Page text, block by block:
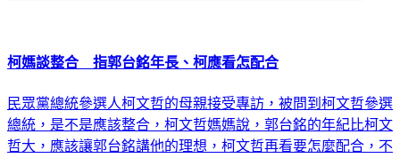
柯媽談整合 指郭台銘年長、柯應看怎配合
民眾黨總統參選人柯文哲的母親接受專訪，被問到柯文哲參選
總統，是不是應該整合，柯文哲媽媽說，郭台銘的年紀比柯文
哲大，應該讓郭台銘講他的理想，柯文哲再看要怎麼配合，不